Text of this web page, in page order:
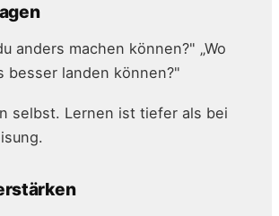
anders machen können?" „Wo
besser landen können?"
selbst. Lernen ist tiefer als bei